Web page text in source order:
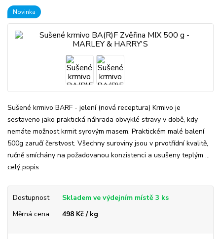
Novinka
Sušené krmivo BARF - jelení (nová receptura) Krmivo je
sestaveno jako praktická náhrada obvyklé stravy v době, kdy
nemáte možnost krmit syrovým masem. Praktickém malé balení
500g zaručí čerstvost. Všechny suroviny jsou v prvotřídní kvalitě,
ručně smíchány na požadovanou konzistenci a usušeny teplým ...
celý popis
Dostupnost
Skladem ve výdejním místě 3 ks
Měrná cena
498 Kč / kg